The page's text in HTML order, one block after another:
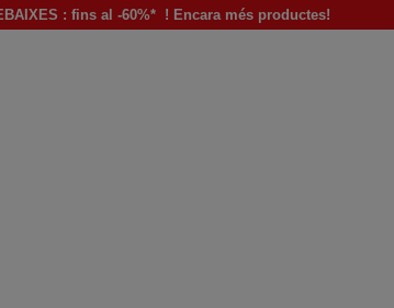
: fins al -60%* ! Encara més productes!